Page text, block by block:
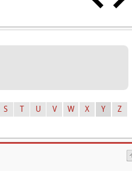
S T U V W X Y Z